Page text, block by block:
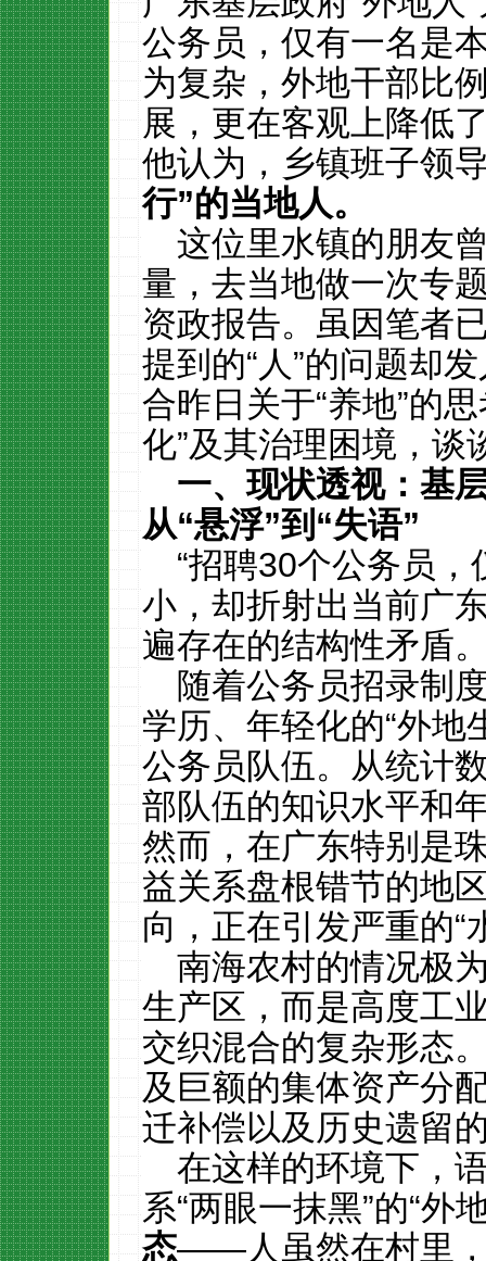
公务员，仅有一名是
为复杂，外地干部比
展，更在客观上降低
他认为，乡镇班子领
行”的当地人。
这位里水镇的朋友
量，去当地做一次专
资政报告。虽因笔者
提到的“人”的问题却
合昨日关于“养地”的
化”及其治理困境，谈
一、现状透视：基
从“悬浮”到 “失语”
“招聘30个公务员
小，却折射出当前广
遍存在的结构性矛盾
随着公务员招录制
学历、年轻化的“外地
公务员队伍。从统计
部队伍的知识水平和
然而，在广东特别是
益关系盘根错节的地
向，正在引发严重的“
南海农村的情况极
生产区，而是高度工
交织混合的复杂形态
及巨额的集体资产分
迁补偿以及历史遗留
在这样的环境下，
系“两眼一抹黑”的“外
态——人虽然在村里，